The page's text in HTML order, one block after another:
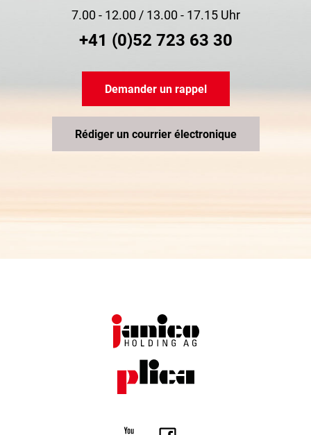
7.00 - 12.00 / 13.00 - 17.15 Uhr
+41 (0)52 723 63 30
Demander un rappel
Rédiger un courrier électronique